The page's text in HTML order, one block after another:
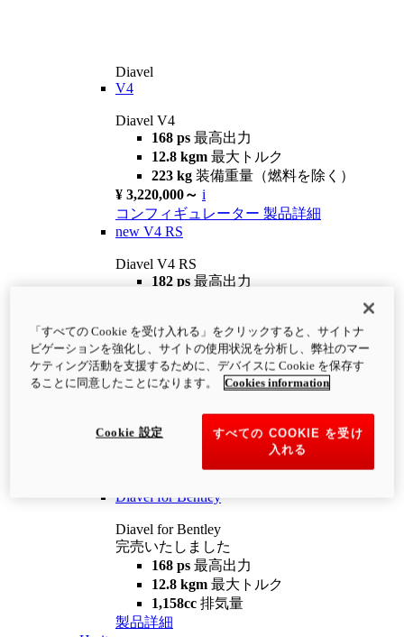
Diavel
V4
Diavel V4
168 ps 最高出力
12.8 kgm 最大トルク
223 kg 装備重量（燃料を除く）
¥ 3,220,000～ i
コンフィギュレーター 製品詳細
new V4 RS
Diavel V4 RS
182 ps 最高出力
¥4,400,000 i
コンフィギュレーター 製品詳細
newV4 RS 100
12.2 kgm
最大トルク
装備重量（燃料を除く）
Diavel for Bentley
Diavel for Bentley
完売いたしました
168 ps 最高出力
12.8 kgm 最大トルク
1,158cc 排気量
製品詳細
「すべての Cookie を受け入れる」をクリックすると、サイトナ
ビゲーションを強化し、サイトの使用状況を分析し、弊社のマー
ケティング活動を支援するために、デバイスに Cookie を保存す
ることに同意したことになります。
Cookies information
すべての COOKIE を受け
入れる
Cookie 設定